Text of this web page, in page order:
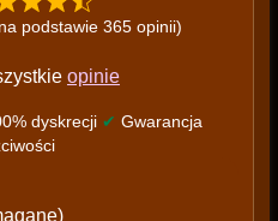
podstawie 365 opinii)
opinie
dyskrecji ✔ Gwarancja